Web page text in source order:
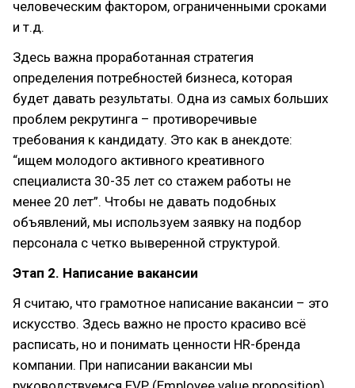
человеческим фактором, ограниченными сроками
и т.д.
Здесь важна проработанная стратегия
определения потребностей бизнеса, которая
будет давать результаты. Одна из самых больших
проблем рекрутинга – противоречивые
требования к кандидату. Это как в анекдоте:
“ищем молодого активного креативного
специалиста 30-35 лет со стажем работы не
менее 20 лет”. Чтобы не давать подобных
объявлений, мы используем заявку на подбор
персонала с четко выверенной структурой.
Этап 2. Написание вакансии
Я считаю, что грамотное написание вакансии – это
искусство. Здесь важно не просто красиво всё
расписать, но и понимать ценности HR-бренда
компании. При написании вакансии мы